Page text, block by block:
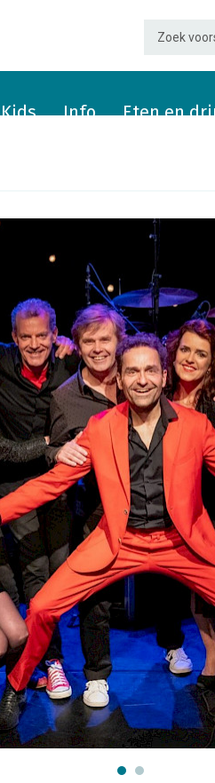
Kids Info Eten en